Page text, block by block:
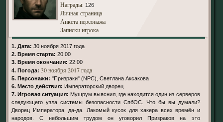
Награды: 126
Личная страница
Анкета персонажа
Записки игрока
1. Дата: 30 ноября 2017 года
2. Время старта: 20:00
3. Время окончания: 22:00
4. Погода: 30 ноября 2017 года
5. Персонажи: "Призраки" (NPC), Светлана Аксакова
6. Место действия: Императорский дворец
7. Игровая ситуация: Мушрум выяснил, где находится один из серверов
следующего узла системы безопасности СпбОС. Что бы вы думали?
Дворец Императора, да-да. Лакомый кусок для хакера всех времён и
народов. С небольшим трудом он уговорил Призраков на это